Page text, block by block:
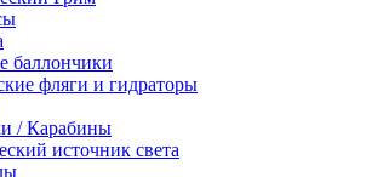
баллончики
фляги и гидраторы
/ Карабины
источник света